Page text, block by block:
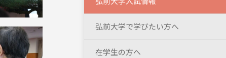
弘前大学で学びたい方へ
在学生の方へ